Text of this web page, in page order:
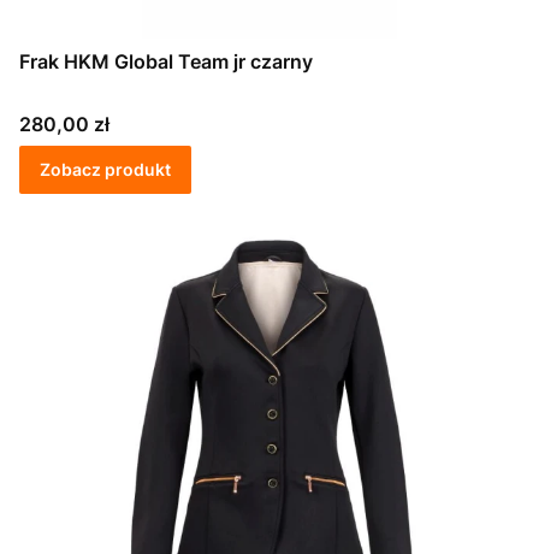
Frak HKM Global Team jr czarny
Cena
280,00 zł
Zobacz produkt